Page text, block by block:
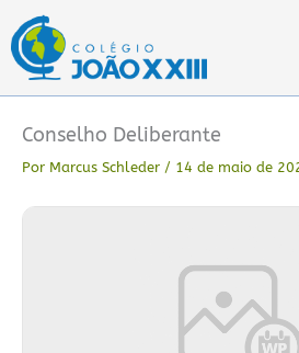
para
conteúdo
Conselho Deliberante
Por Marcus Schleder / 14 de maio de